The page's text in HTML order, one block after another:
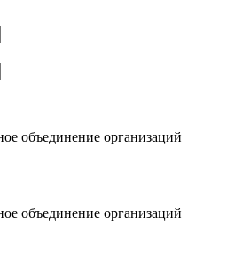
объединение организаций
объединение организаций